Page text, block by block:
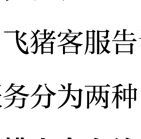
猪客服
分为两